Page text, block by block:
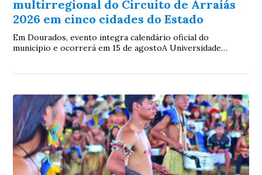
multirregional do Circuito de Arraiás
2026 em cinco cidades do Estado
Em Dourados, evento integra calendário oficial do
município e ocorrerá em 15 de agostoA Universidade